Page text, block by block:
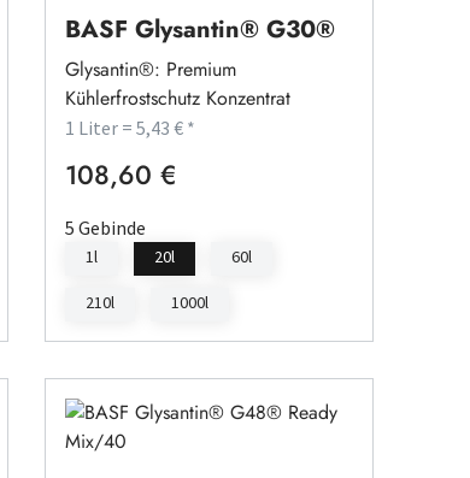
BASF Glysantin® G30®
Glysantin®: Premium
Kühlerfrostschutz Konzentrat
1 Liter = 5,43 € *
Regulärer Preis:
108,60 €
5 Gebinde
1l 20l 60l
210l 1000l